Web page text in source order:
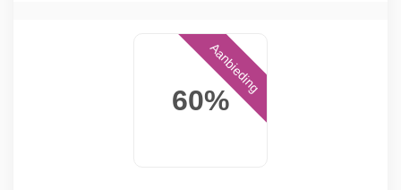
60%
Aanbieding